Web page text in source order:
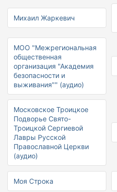
Михаил Жаркевич
МОО "Межрегиональная
общественная
организация "Академия
безопасности и
выживания"" (аудио)
Московское Троицкое
Подворье Свято-
Троицкой Сергиевой
Лавры Русской
Православной Церкви
(аудио)
Моя Строка